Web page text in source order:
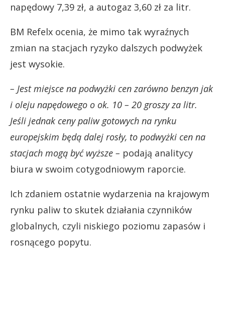
napędowy 7,39 zł, a autogaz 3,60 zł za litr.
BM Refelx ocenia, że mimo tak wyraźnych
zmian na stacjach ryzyko dalszych podwyżek
jest wysokie.
– Jest miejsce na podwyżki cen zarówno benzyn jak
i oleju napędowego o ok. 10 – 20 groszy za litr.
Jeśli jednak ceny paliw gotowych na rynku
europejskim będą dalej rosły, to podwyżki cen na
stacjach mogą być wyższe – podają analitycy
biura w swoim cotygodniowym raporcie.
Ich zdaniem ostatnie wydarzenia na krajowym
rynku paliw to skutek działania czynników
globalnych, czyli niskiego poziomu zapasów i
rosnącego popytu.